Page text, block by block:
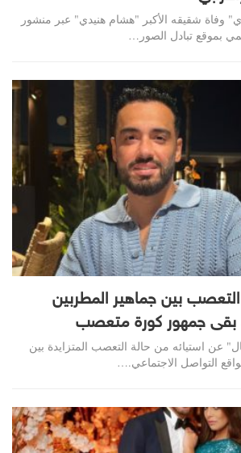
وفاة شقيقه الأكبر "هشام هنيدي" عبر منشور
بموقع تبادل الصور…
بين جماهير المطربين
بقى جمهور كورة متعصب
عن استيائه من حالة التعصب المتزايدة بين
التواصل الاجتماعي.…